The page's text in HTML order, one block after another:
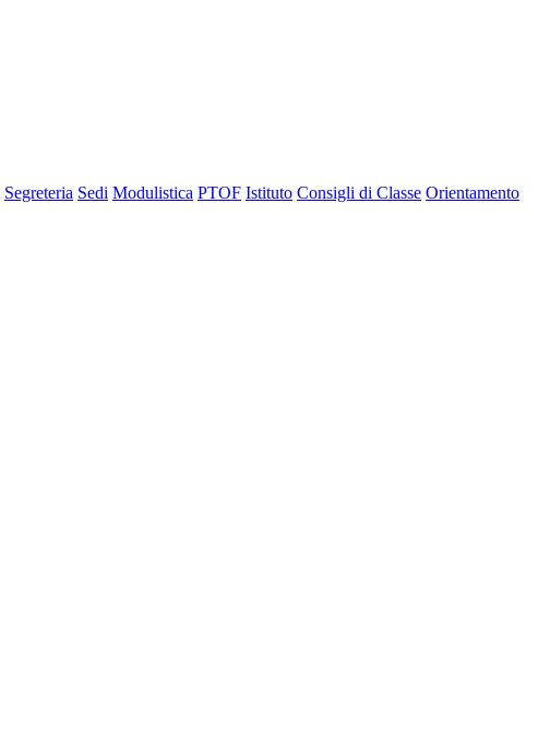
Segreteria Sedi Modulistica PTOF Istituto Consigli di Classe Orientamento